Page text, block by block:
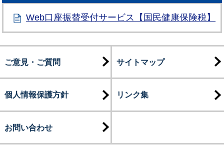
Web口座振替受付サービス【国民健康保険税】
ご意見・ご質問 サイトマップ
個人情報保護方針 リンク集
お問い合わせ